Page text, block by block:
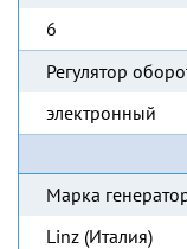
6
Регулятор
электронный
Марка
Linz (Италия)